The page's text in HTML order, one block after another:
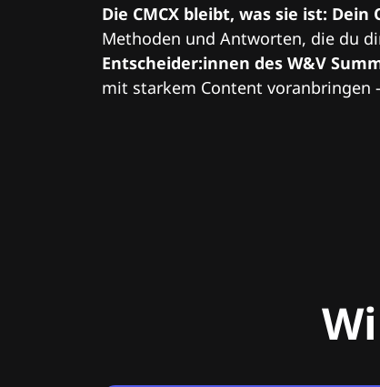
Die CMCX bleibt, was sie ist:
Methoden und Antworten, die du
Entscheider:innen des W&V
mit starkem Content voranbringen